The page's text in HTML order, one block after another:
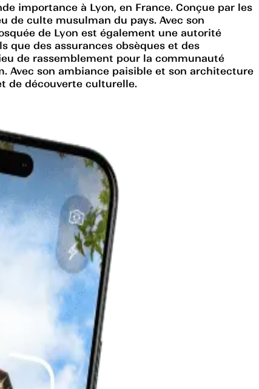
importance à Lyon, en France. Conçue par les
de culte musulman du pays. Avec son
de Lyon est également une autorité
que des assurances obsèques et des
de rassemblement pour la communauté
Avec son ambiance paisible et son architecture
de découverte culturelle.